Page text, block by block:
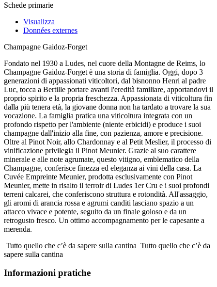
Schede primarie
Visualizza
Données externes
Champagne Gaidoz-Forget
Fondato nel 1930 a Ludes, nel cuore della Montagne de Reims, lo
Champagne Gaidoz-Forget è una storia di famiglia. Oggi, dopo 3
generazioni di appassionati viticoltori, dal bisnonno Henri al padre
Luc, tocca a Bertille portare avanti l'eredità familiare, apportandovi il
proprio spirito e la propria freschezza. Appassionata di viticoltura fin
dalla più tenera età, la giovane donna non ha tardato a trovare la sua
vocazione. La famiglia pratica una viticoltura integrata con un
profondo rispetto per l'ambiente (niente erbicidi) e produce i suoi
champagne dall'inizio alla fine, con pazienza, amore e precisione.
Oltre al Pinot Noir, allo Chardonnay e al Petit Meslier, il processo di
vinificazione privilegia il Pinot Meunier. Grazie al suo carattere
minerale e alle note agrumate, questo vitigno, emblematico della
Champagne, conferisce finezza ed eleganza ai vini della casa. La
Cuvée Empreinte Meunier, prodotta esclusivamente con Pinot
Meunier, mette in risalto il terroir di Ludes 1er Cru e i suoi profondi
terreni calcarei, che conferiscono struttura e rotondità. All'assaggio,
gli aromi di arancia rossa e agrumi canditi lasciano spazio a un
attacco vivace e potente, seguito da un finale goloso e da un
retrogusto fresco. Un ottimo accompagnamento per le capesante a
merenda.
Tutto quello che c’è da sapere sulla cantina Tutto quello che c’è da
sapere sulla cantina
Informazioni pratiche